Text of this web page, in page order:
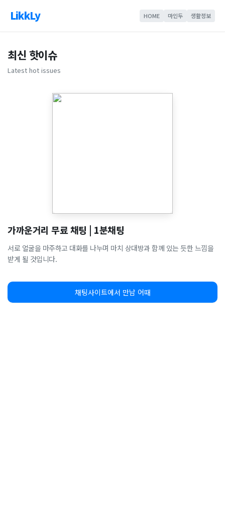
LikkLy HOME 마인두 생활정보
최신 핫이슈
Latest hot issues
가까운거리 무료 채팅 | 1분채팅
서로 얼굴을 마주하고 대화를 나누며 마치 상대방과 함께 있는 듯한 느낌을
받게 될 것입니다.
채팅사이트에서 만남 어때